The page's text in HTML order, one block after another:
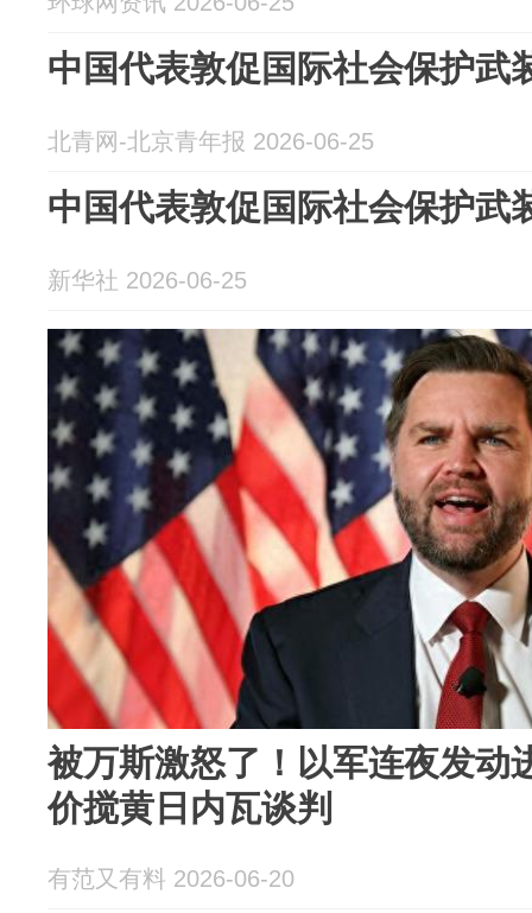
中国代表敦促国际社会保护武
北青网-北京青年报 2026-06-25
中国代表敦促国际社会保护武
新华社 2026-06-25
被万斯激怒了！以军连夜发动
价搅黄日内瓦谈判
有范又有料 2026-06-20